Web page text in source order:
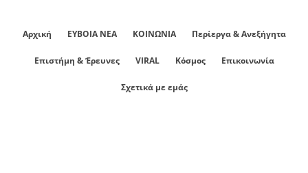
Αρχική ΕΥΒΟΙΑ ΝΕΑ ΚΟΙΝΩΝΙΑ Περίεργα & Ανεξήγητα
Επιστήμη & Έρευνες VIRAL Κόσμος Επικοινωνία
Σχετικά με εμάς